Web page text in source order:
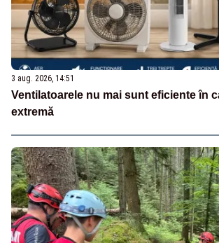
3 aug. 2026, 14:51
Ventilatoarele nu mai sunt eficiente în
extremă